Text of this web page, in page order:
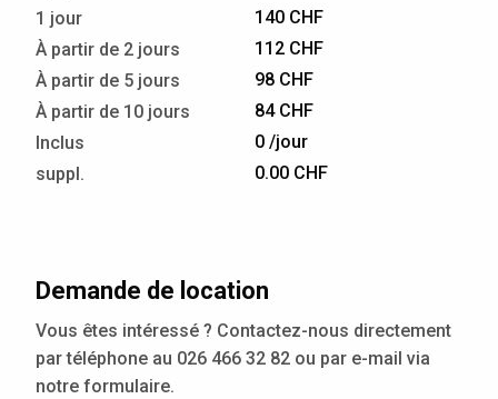
1 jour
140 CHF
À partir de 2 jours
112 CHF
À partir de 5 jours
98 CHF
À partir de 10 jours
84 CHF
Inclus
0 /jour
suppl.
0.00 CHF
Demande de location
Vous êtes intéressé ? Contactez-nous directement
par téléphone au 026 466 32 82 ou par e-mail via
notre formulaire.